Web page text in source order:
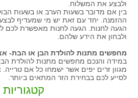
ולבצע את המשלוח.
בין אם מדובר בשעות הערב או בשעות
ההזמנה. יחד עם זאת יש מי שמעדיף
הגעה לחנות. הגעה לחנות מאפשרת לכם
ולבחון את הידע שלהם.
מחפשים מתנות להולדת הבן או הבת-
במידה והנכם מחפשים מתנות להולדת
מגוון זרים יפים אשר ישמחו כל אם
לסייע לכם בבחירת הזר המתאים ביותר.
קטגוריות